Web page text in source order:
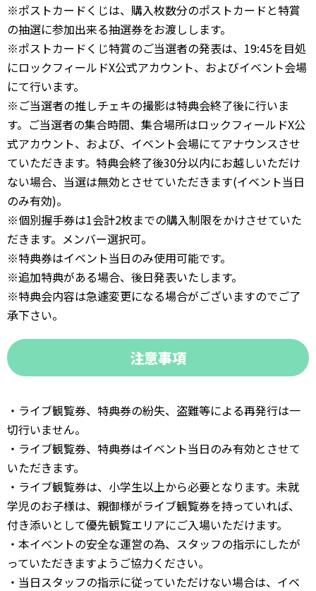
※ポストカードくじは、購入枚数分のポストカードと特賞
の抽選に参加出来る抽選券をお渡しします。
※ポストカードくじ特賞のご当選者の発表は、19:45を目処
にロックフィールドX公式アカウント、およびイベント会場
にて行います。
※ご当選者の推しチェキの撮影は特典会終了後に行いま
す。ご当選者の集合時間、集合場所はロックフィールドX公
式アカウント、および、イベント会場にてアナウンスさせ
ていただきます。特典会終了後30分以内にお越しいただけ
ない場合、当選は無効とさせていただきます(イベント当日
のみ有効)。
※個別握手券は1会計2枚までの購入制限をかけさせていた
だきます。メンバー選択可。
※特典券はイベント当日のみ使用可能です。
※追加特典がある場合、後日発表いたします。
※特典会内容は急遽変更になる場合がございますのでご了
承下さい。
注意事項
・ライブ観覧券、特典券の紛失、盗難等による再発行は一
切行いません。
・ライブ観覧券、特典券はイベント当日のみ有効とさせて
いただきます。
・ライブ観覧券は、小学生以上から必要となります。未就
学児のお子様は、親御様がライブ観覧券を持っていれば、
付き添いとして優先観覧エリアにご入場いただけます。
・本イベントの安全な運営の為、スタッフの指示にしたが
っていただきますようご協力ください。
・当日スタッフの指示に従っていただけない場合は、イベ